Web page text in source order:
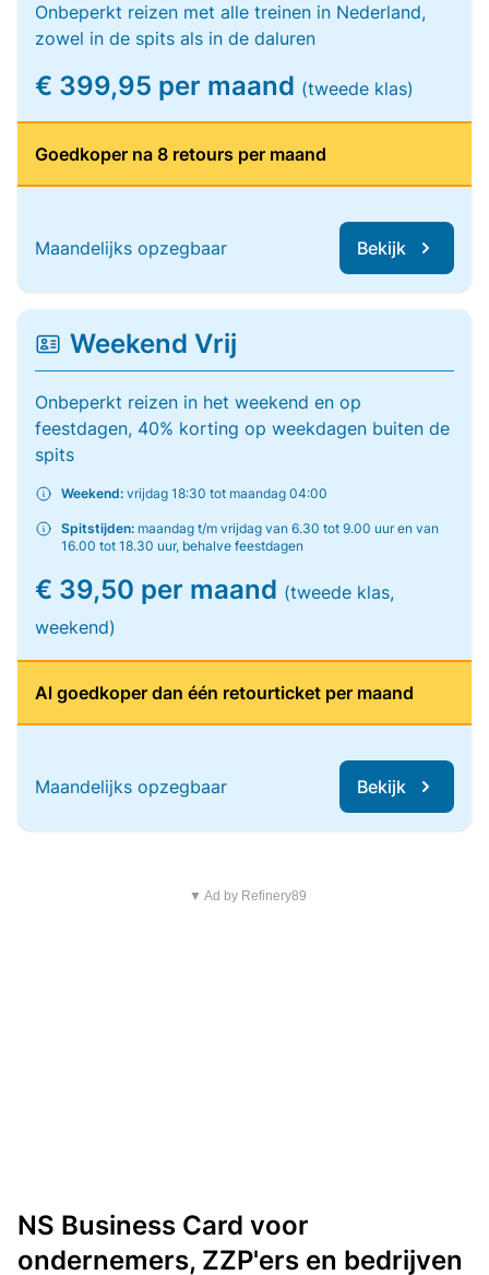
Onbeperkt reizen met alle treinen in Nederland,
zowel in de spits als in de daluren
€ 399,95 per maand (tweede klas)
Goedkoper na 8 retours per maand
Maandelijks opzegbaar Bekijk
Weekend Vrij
Onbeperkt reizen in het weekend en op
feestdagen, 40% korting op weekdagen buiten de
spits
Weekend: vrijdag 18:30 tot maandag 04:00
Spitstijden: maandag t/m vrijdag van 6.30 tot 9.00 uur en van
16.00 tot 18.30 uur, behalve feestdagen
€ 39,50 per maand (tweede klas,
weekend)
Al goedkoper dan één retourticket per maand
Maandelijks opzegbaar Bekijk
▼ Ad by Refinery89
NS Business Card voor
ondernemers, ZZP'ers en bedrijven